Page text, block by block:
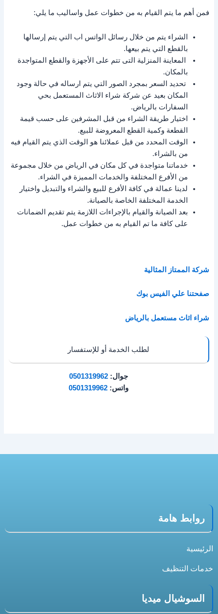
فمن أهم ما يتم القيام به من خطوات عمل واساليب ما يلي:
الشراء يتم من خلال رسائل الواتس اب التي يتم إرسالها
بالقطع التي يتم بيعها.
المعاينة المنزلية التى تتم على الأجهزة والقطع المتواجدة
بالمكان.
تحديد السعر بمجرد الصور التي يتم ارساله في حالة وجود
المكان بعيد عن شركة شراء الاثاث المستعمل بحي
السفارات بالرياض.
اختيار طريقة الشراء من قبل المشرفين على حسب قيمة
القطعة وكمية القطع المعروضة للبيع.
الوقت المحدد من قبل عملائنا هو الوقت الذي يتم القيام فيه
من بالشراء.
خدماتنا متواجدة في كل مكان في الرياض من خلال مجموعة
من الأفرع المختلفة والخدمات المميزة في الشراء.
لدينا عمالة في كافة الأفرع للبيع والشراء والتبديل واختيار
الخدمة المختلفة الخاصة بالصيانة.
بعد الصيانة والقيام بالإجراءات اللازمة يتم تقديم الضمانات
على كافة ما تم القيام به من خطوات عمل.
شركة الممتاز المثالية
صفحتنا علي الفيس بوك
شراء اثاث مستعمل بالرياض
لطلب الخدمة أو للإستفسار
جوال:0501319962
واتس:0501319962
روابط هامة
الرئيسية
خدمات التنظيف
السوشيال ميديا